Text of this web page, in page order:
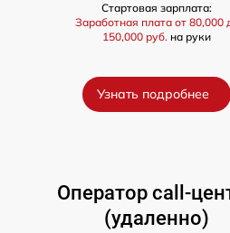
Стартовая зарплата:
Заработная плата от 80,000
150,000 руб. на руки
Узнать подробнее
Оператор call-
(удаленно)